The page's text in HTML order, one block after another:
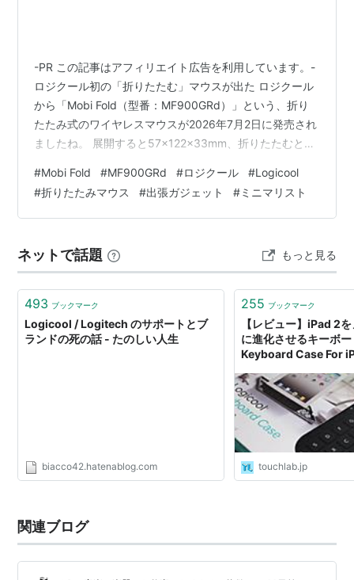
-PR この記事はアフィリエイト広告を利用しています。-
ロジクール初の「折りたたむ」マウスが出た ロジクール
から「Mobi Fold（型番：MF900GRd）」という、折り
たたみ式のワイヤレスマウスが2026年7月2日に発売され
ましたね。 展開すると57×122×33mm、折りたたむと
ーチミンへの出張が月単位で入る私としては、この
「21mm」という薄さにまず目が留まりました。 シャツ
の胸ポケットにすんなり入る厚みのマウスなんて、これ
にあるもの 出張の荷物って、行くたびにどんどん削…
#Mobi Fold #MF900GRd #ロジクール #Logicool
#折りたたみマウス #出張ガジェット #ミニマリスト
ネットで話題 もっと見る
493 ブックマーク
Logicool / Logitech のサポートとブ
ランドの死の話 - たのしい人生
biacco42.hatenablog.com
255 ブックマーク
【レビュー】iPad 2
に進化させるキーボ
Keyboard Case For
touchlab.jp
関連ブログ